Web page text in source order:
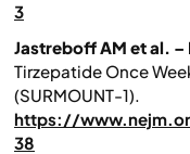
3
Jastreboff AM et al. –
Tirzepatide Once
(SURMOUNT-1).
https://
38